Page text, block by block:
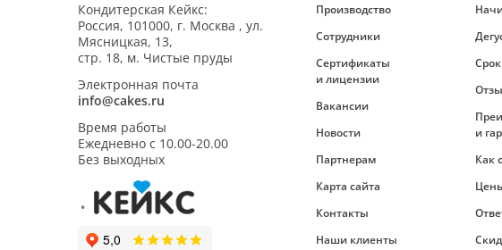
Кондитерская Кейкс:
Россия, 101000, г. Москва , ул.
Мясницкая, 13,
стр. 18, м. Чистые пруды
Электронная почта
info@cakes.ru
Время работы
Ежедневно с 10.00-20.00
Без выходных
Производство
Сотрудники
Сертификаты
и лицензии
Вакансии
Новости
Партнерам
Карта сайта
Контакты
Наши клиенты
и
Как